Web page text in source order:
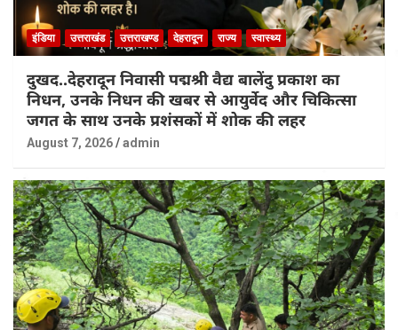
इंडिया उत्तराखंड उत्तराखण्ड देहरादून राज्य स्वास्थ्य
दुखद..देहरादून निवासी पद्मश्री वैद्य बालेंदु प्रकाश का
निधन, उनके निधन की खबर से आयुर्वेद और चिकित्सा
जगत के साथ उनके प्रशंसकों में शोक की लहर
August 7, 2026 admin